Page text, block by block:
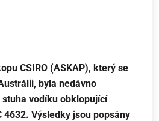
CSIRO (ASKAP), který se
byla nedávno
vodíku obklopující
4632. Výsledky jsou popsány